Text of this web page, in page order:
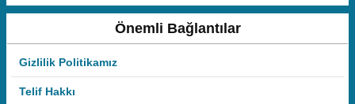
Önemli Bağlantılar
Gizlilik Politikamız
Telif Hakkı